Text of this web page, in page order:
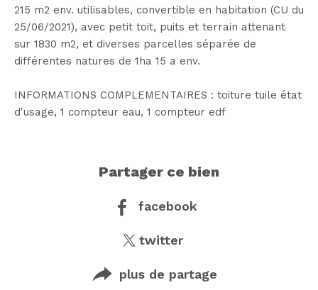
215 m2 env. utilisables, convertible en habitation (CU du
25/06/2021), avec petit toit, puits et terrain attenant
sur 1830 m2, et diverses parcelles séparée de
différentes natures de 1ha 15 a env.
INFORMATIONS COMPLEMENTAIRES : toiture tuile état
d'usage, 1 compteur eau, 1 compteur edf
partager ce bien
facebook
twitter
plus de partage